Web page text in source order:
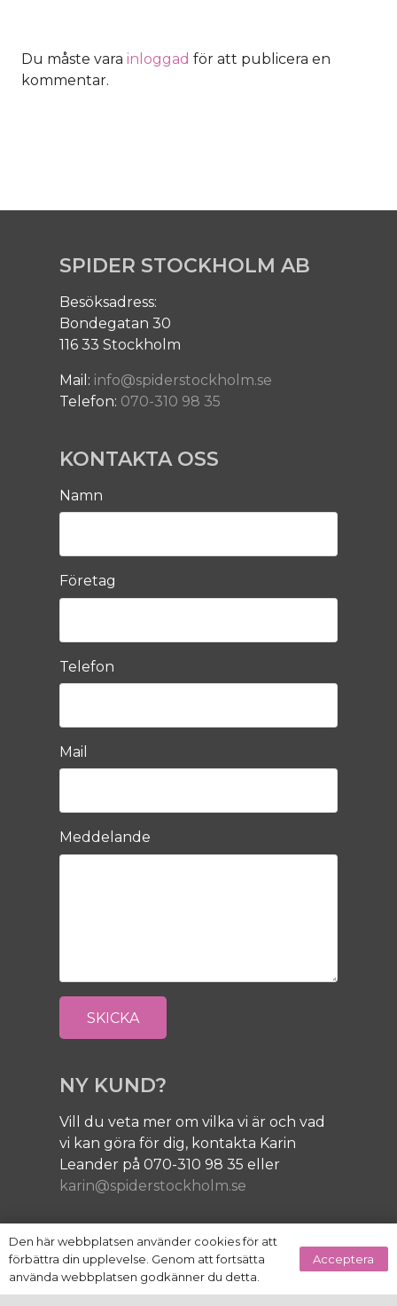
Du måste vara inloggad för att publicera en
kommentar.
SPIDER STOCKHOLM AB
Besöksadress:
Bondegatan 30
116 33 Stockholm
Mail: info@spiderstockholm.se
Telefon: 070-310 98 35
KONTAKTA OSS
Namn
Företag
Telefon
Mail
Meddelande
NY KUND?
Vill du veta mer om vilka vi är och vad
vi kan göra för dig, kontakta Karin
Leander på 070-310 98 35 eller
karin@spiderstockholm.se
JOBBA MED OSS!
Vi är ständigt på jakt efter bra personer
Den här webbplatsen använder cookies för att
förbättra din upplevelse. Genom att fortsätta
använda webbplatsen godkänner du detta.
Acceptera